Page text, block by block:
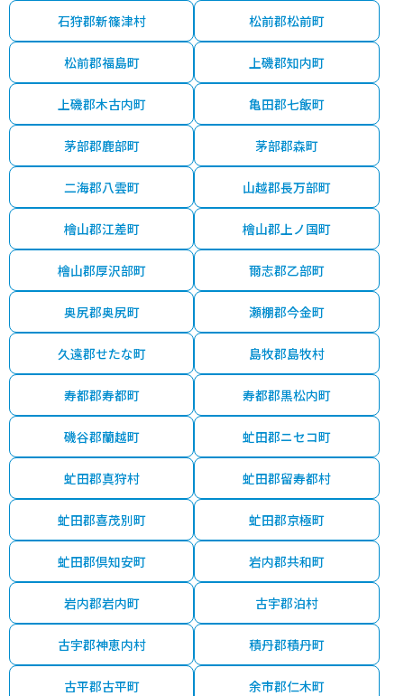
石狩郡新篠津村 松前郡松前町
松前郡福島町 上磯郡知内町
上磯郡木古内町 亀田郡七飯町
茅部郡鹿部町 茅部郡森町
二海郡八雲町 山越郡長万部町
檜山郡江差町 檜山郡上ノ国町
檜山郡厚沢部町 爾志郡乙部町
奥尻郡奥尻町 瀬棚郡今金町
久遠郡せたな町 島牧郡島牧村
寿都郡寿都町 寿都郡黒松内町
磯谷郡蘭越町 虻田郡ニセコ町
虻田郡真狩村 虻田郡留寿都村
虻田郡喜茂別町 虻田郡京極町
虻田郡倶知安町 岩内郡共和町
岩内郡岩内町 古宇郡泊村
古宇郡神恵内村 積丹郡積丹町
古平郡古平町 余市郡仁木町